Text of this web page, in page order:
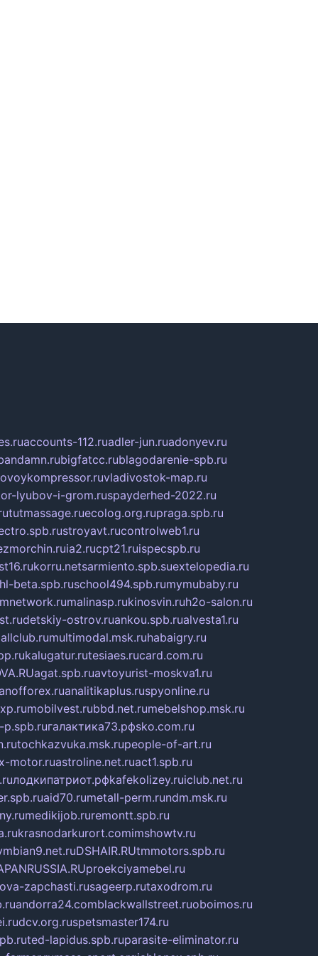
accounts-112.ruadler-jun.ruadonyev.ru
bigfatcc.rublagodarenie-spb.ru
vladivostok-map.ru
lyubov-i-grom.ruspayderhed-2022.ru
tutmassage.ruecolog.org.rupraga.spb.ru
stroyavt.rucontrolweb1.ru
ia2.rucpt21.ruispecspb.ru
korru.netsarmiento.spb.suextelopedia.ru
hl-beta.spb.ruschool494.spb.rumymubaby.ru
malinasp.rukinosvin.ruh2o-salon.ru
detskiy-ostrov.ruankou.spb.rualvesta1.ru
multimodal.msk.ruhabaigry.ru
kalugatur.rutesiaes.rucard.com.ru
agat.spb.ruavtoyurist-moskva1.ru
analitikaplus.ruspyonline.ru
mobilvest.rubbd.net.rumebelshop.msk.ru
p.spb.ruгалактика73.рфsko.com.ru
tochkazvuka.msk.rupeople-of-art.ru
motor.ruastroline.net.ruact1.spb.ru
лодкипатриот.рфkafekolizey.ruiclub.net.ru
aid70.rumetall-perm.rundm.msk.ru
medikijob.ruremontt.spb.ru
krasnodarkurort.comimshowtv.ru
DSHAIR.RUtmmotors.spb.ru
proekciyamebel.ru
zapchasti.rusageerp.rutaxodrom.ru
andorra24.comblackwallstreet.ruoboimos.ru
dcv.org.ruspetsmaster174.ru
ted-lapidus.spb.ruparasite-eliminator.ru